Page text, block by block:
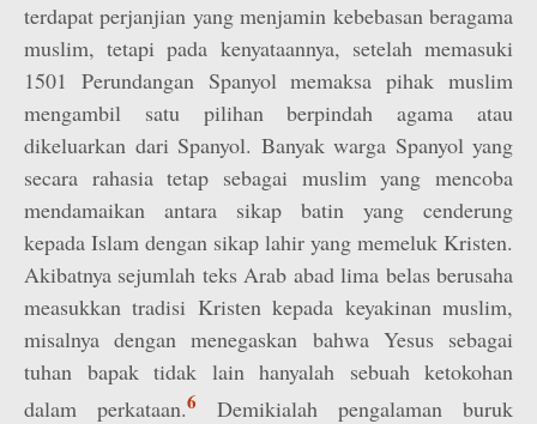
terdapat perjanjian yang menjamin kebebasan beragama
muslim, tetapi pada kenyataannya, setelah memasuki
1501 Perundangan Spanyol memaksa pihak muslim
mengambil satu pilihan berpindah agama atau
dikeluarkan dari Spanyol. Banyak warga Spanyol yang
secara rahasia tetap sebagai muslim yang mencoba
mendamaikan antara sikap batin yang cenderung
kepada Islam dengan sikap lahir yang memeluk Kristen.
Akibatnya sejumlah teks Arab abad lima belas berusaha
measukkan tradisi Kristen kepada keyakinan muslim,
misalnya dengan menegaskan bahwa Yesus sebagai
tuhan bapak tidak lain hanyalah sebuah ketokohan
dalam perkataan.6 Demikialah pengalaman buruk